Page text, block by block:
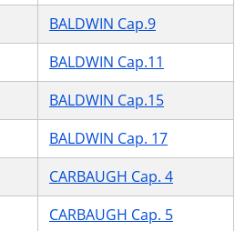
BALDWIN Cap.9
BALDWIN Cap.11
BALDWIN Cap.15
BALDWIN Cap. 17
CARBAUGH Cap. 4
CARBAUGH Cap. 5